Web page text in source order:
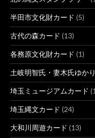
半田市文化財カード (5)
古代の森カード (13)
各務原文化財カード (1)
土岐明智氏・妻木氏ゆか
埼玉ミュージアムカード
埼玉縄文カード (24)
大和川周遊カード (13)